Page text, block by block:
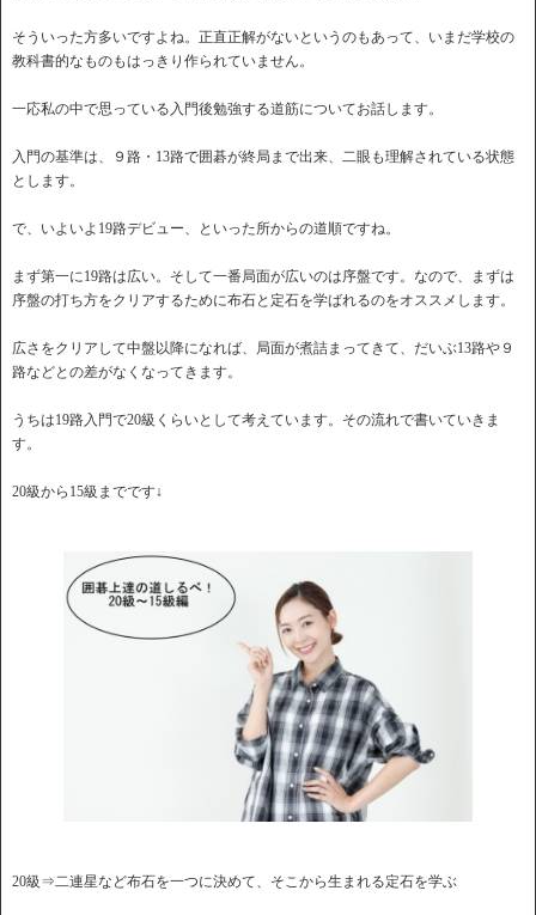
そういった方多いですよね。正直正解がないというのもあって、いまだ学校の
教科書的なものもはっきり作られていません。
一応私の中で思っている入門後勉強する道筋についてお話します。
入門の基準は、９路・13路で囲碁が終局まで出来、二眼も理解されている状態
とします。
で、いよいよ19路デビュー、といった所からの道順ですね。
まず第一に19路は広い。そして一番局面が広いのは序盤です。なので、まずは
序盤の打ち方をクリアするために布石と定石を学ばれるのをオススメします。
広さをクリアして中盤以降になれば、局面が煮詰まってきて、だいぶ13路や９
路などとの差がなくなってきます。
うちは19路入門で20級くらいとして考えています。その流れで書いていきま
す。
20級から15級までです↓
20級⇒二連星など布石を一つに決めて、そこから生まれる定石を学ぶ